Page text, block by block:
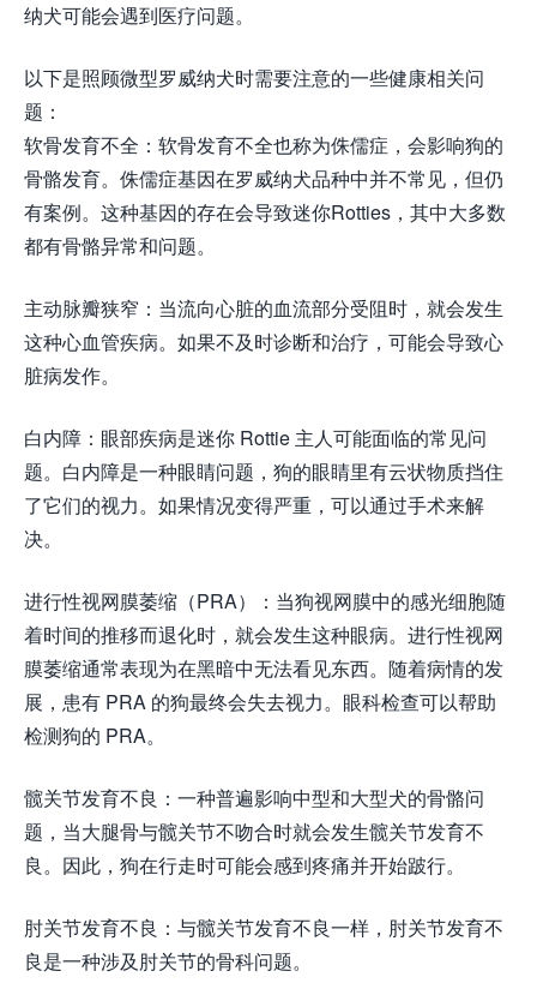
纳犬可能会遇到医疗问题。
以下是照顾微型罗威纳犬时需要注意的一些健康相关问
题：
软骨发育不全：软骨发育不全也称为侏儒症，会影响狗的
骨骼发育。侏儒症基因在罗威纳犬品种中并不常见，但仍
有案例。这种基因的存在会导致迷你Rotties，其中大多数
都有骨骼异常和问题。
主动脉瓣狭窄：当流向心脏的血流部分受阻时，就会发生
这种心血管疾病。如果不及时诊断和治疗，可能会导致心
脏病发作。
白内障：眼部疾病是迷你 Rottie 主人可能面临的常见问
题。白内障是一种眼睛问题，狗的眼睛里有云状物质挡住
了它们的视力。如果情况变得严重，可以通过手术来解
决。
进行性视网膜萎缩（PRA）：当狗视网膜中的感光细胞随
着时间的推移而退化时，就会发生这种眼病。进行性视网
膜萎缩通常表现为在黑暗中无法看见东西。随着病情的发
展，患有 PRA 的狗最终会失去视力。眼科检查可以帮助
检测狗的 PRA。
髋关节发育不良：一种普遍影响中型和大型犬的骨骼问
题，当大腿骨与髋关节不吻合时就会发生髋关节发育不
良。因此，狗在行走时可能会感到疼痛并开始跛行。
肘关节发育不良：与髋关节发育不良一样，肘关节发育不
良是一种涉及肘关节的骨科问题。